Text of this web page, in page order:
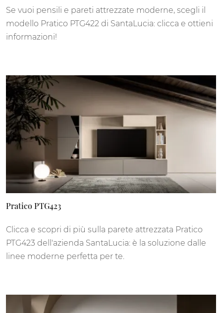
Se vuoi pensili e pareti attrezzate moderne, scegli il
modello Pratico PTG422 di SantaLucia: clicca e ottieni
informazioni!
Pratico PTG423
Clicca e scopri di più sulla parete attrezzata Pratico
PTG423 dell'azienda SantaLucia: è la soluzione dalle
linee moderne perfetta per te.